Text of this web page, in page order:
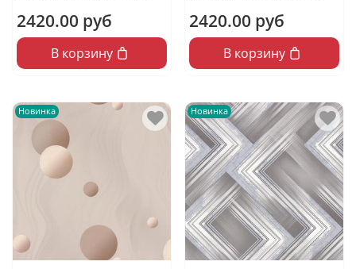
2420.00 руб
В корзину
2420.00 руб
В корзину
Новинка Новинка